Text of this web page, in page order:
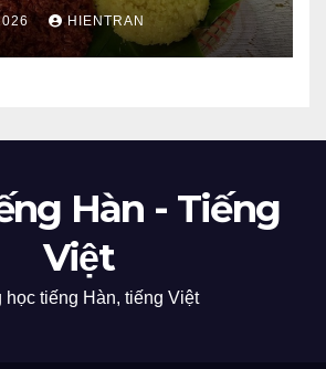
HIENTRAN
Hàn - Tiếng
Việt
học tiếng Hàn, tiếng Việt